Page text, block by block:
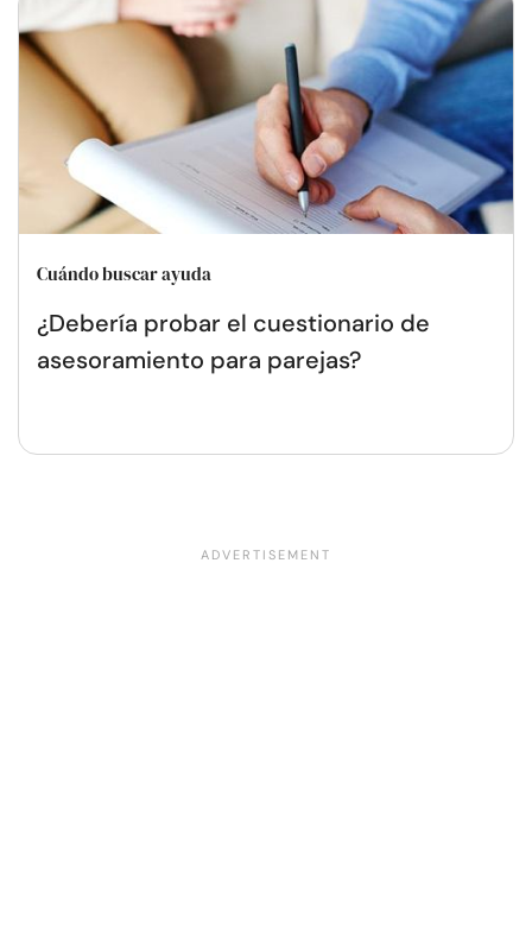
Cuándo buscar ayuda
¿Debería probar el cuestionario de
asesoramiento para parejas?